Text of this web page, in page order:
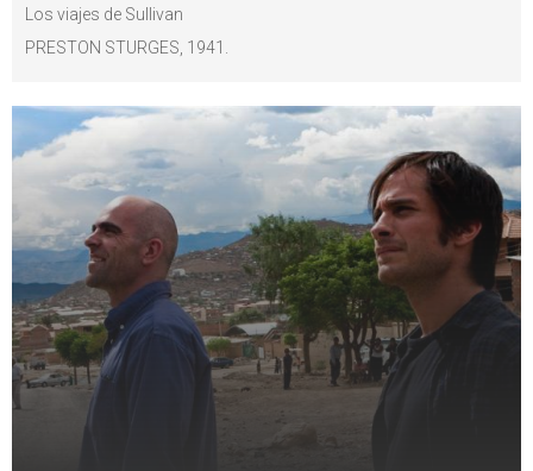
Los viajes de Sullivan
PRESTON STURGES, 1941.